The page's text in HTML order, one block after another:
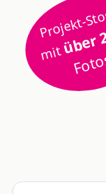
Projekt-
mitüber